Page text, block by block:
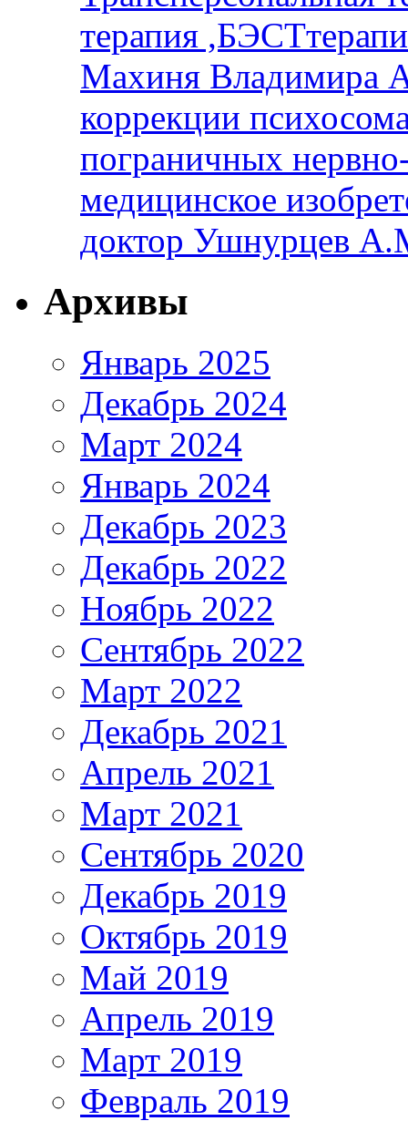
терапия
Махиня Владимира
коррекции
пограничных
медицинское
доктор Ушнурцев
Архивы
Январь 2025
Декабрь 2024
Март 2024
Январь 2024
Декабрь 2023
Декабрь 2022
Ноябрь 2022
Сентябрь 2022
Март 2022
Декабрь 2021
Апрель 2021
Март 2021
Сентябрь 2020
Декабрь 2019
Октябрь 2019
Май 2019
Апрель 2019
Март 2019
Февраль 2019